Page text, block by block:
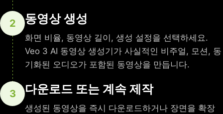
2 동영상 생성
화면 비율, 동영상 길이, 생성 설정을 선택하세요.
Veo 3 AI 동영상 생성기가 사실적인 비주얼, 모션, 동
기화된 오디오가 포함된 동영상을 만듭니다.
3 다운로드 또는 계속 제작
생성된 동영상을 즉시 다운로드하거나 장면을 확장